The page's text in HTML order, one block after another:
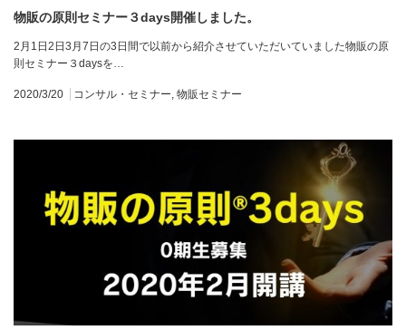
物販の原則セミナー３days開催しました。
2月1日2日3月7日の3日間で以前から紹介させていただいていました物販の原
則セミナー３daysを…
2020/3/20 コンサル・セミナー 物販セミナー